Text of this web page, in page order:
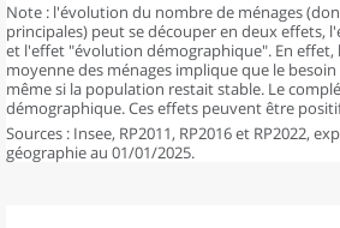
Note : l'évolution du nombre de ménages
principales) peut se découper en deux effets,
et l'effet "évolution démographique". En effet,
moyenne des ménages implique que le
même si la population restait stable. Le
démographique. Ces effets peuvent être
Sources : Insee, RP2011, RP2016 et RP2022,
géographie au 01/01/2025.